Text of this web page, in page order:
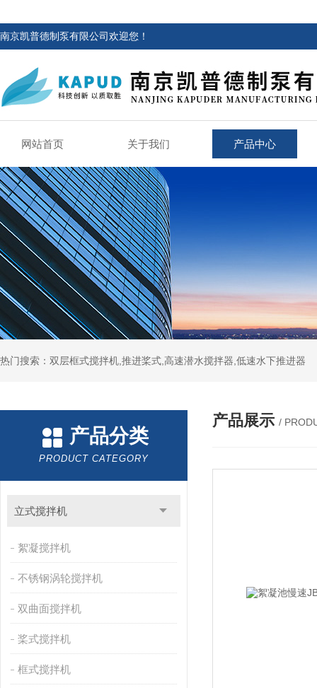
南京凯普德制泵有限公司欢迎您！
网站首页 关于我们 产品中心
热门搜索：双层框式搅拌机,推进桨式,高速潜水搅拌器,低速水下推进器
产品分类
PRODUCT CATEGORY
立式搅拌机
絮凝搅拌机
不锈钢涡轮搅拌机
双曲面搅拌机
桨式搅拌机
框式搅拌机
产品展示 /